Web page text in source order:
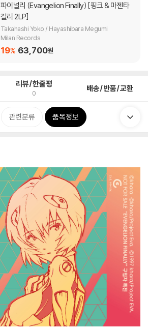
파이널리 (Evangelion Finally) [핑크 & 마젠타
컬러 2LP]
Takahashi Yoko / Hayashibara Megumi
Milan Records
19% 63,700원
리뷰/한줄평
0 배송/반품/교환
관련분류 품목정보